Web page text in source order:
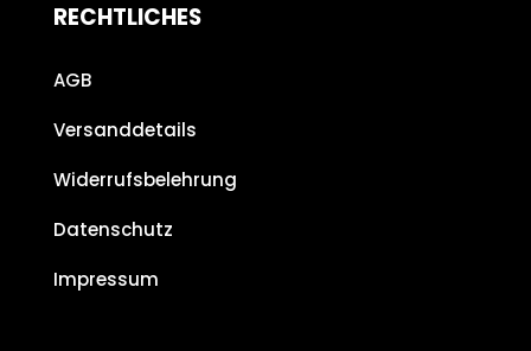
RECHTLICHES
AGB
Versanddetails
Widerrufsbelehrung
Datenschutz
Impressum